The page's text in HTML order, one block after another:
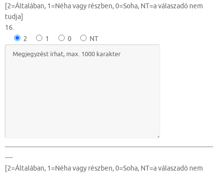
[2=Általában, 1=Néha vagy részben, 0=Soha, NT=a válaszadó nem
tudja]
16.
2
1 0 NT
-----------------------------------------------------------------------------------------------------------
----
[2=Általában, 1=Néha vagy részben, 0=Soha, NT=a válaszadó nem